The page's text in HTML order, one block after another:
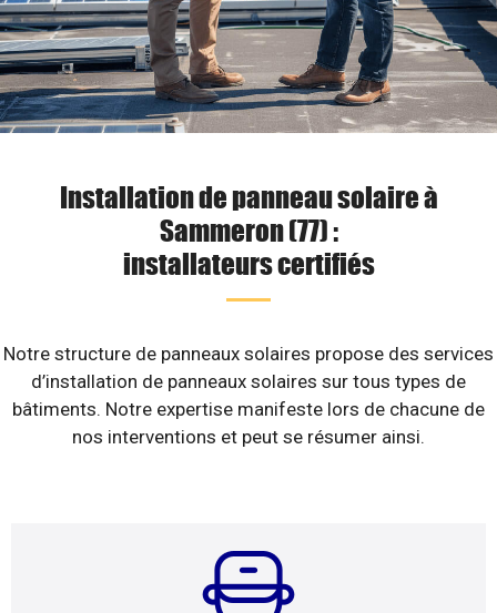
Installation de panneau solaire à
Sammeron (77) :
installateurs certifiés
Notre structure de panneaux solaires propose des services
d’installation de panneaux solaires sur tous types de
bâtiments. Notre expertise manifeste lors de chacune de
nos interventions et peut se résumer ainsi.